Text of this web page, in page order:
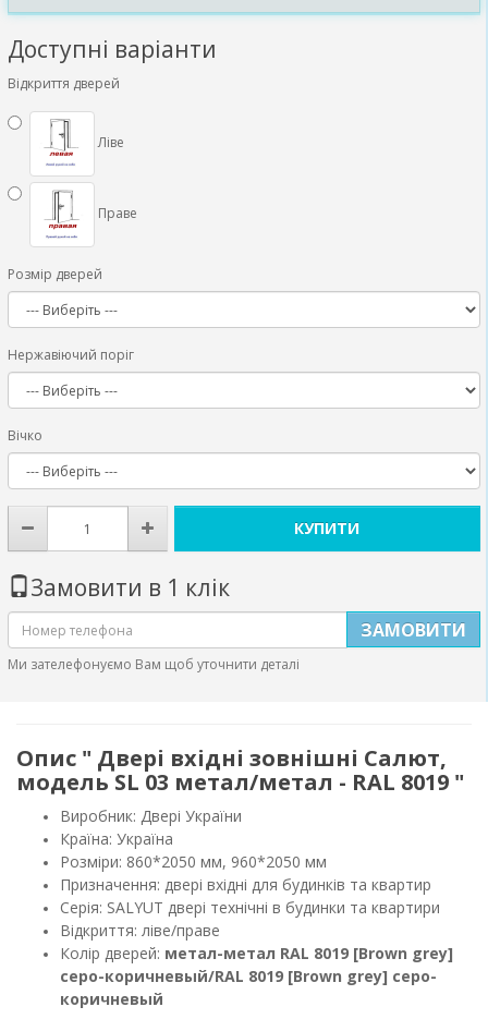
Доступні варіанти
Відкриття дверей
Ліве
Праве
Розмір дверей
Нержавіючий поріг
Вічко
КУПИТИ
Замовити в 1 клік
ЗАМОВИТИ
Ми зателефонуємо Вам щоб уточнити деталі
Опис " Двері вхідні зовнішні Салют,
модель SL 03 метал/метал - RAL 8019 "
Виробник: Двері України
Країна: Україна
Розміри: 860*2050 мм, 960*2050 мм
Призначення: двері вхідні для будинків та квартир
Серія: SALYUT двері технічні в будинки та квартири
Відкриття: ліве/праве
Колір дверей: метал-метал RAL 8019 [Brown grey]
серо-коричневый/RAL 8019 [Brown grey] серо-
коричневый